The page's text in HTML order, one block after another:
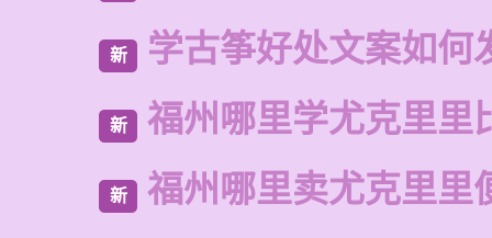
新 学古筝好处文案如何
新 福州哪里学尤克里里
新 福州哪里卖尤克里里